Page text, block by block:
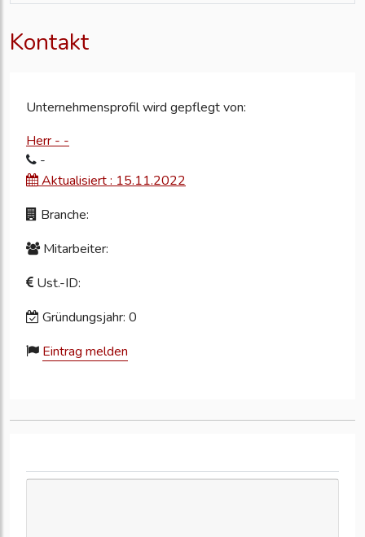
Kontakt
Unternehmensprofil wird gepflegt von:
Herr - -
-
Aktualisiert : 15.11.2022
Branche:
Mitarbeiter:
Ust.-ID:
Gründungsjahr: 0
Eintrag melden